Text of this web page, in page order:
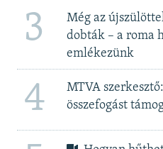
3
Még az
dobták – a roma
emlékezünk
4
MTVA
összefogást